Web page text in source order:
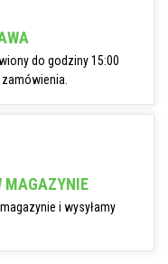
do godziny 15:00
MAGAZYNIE
i wysyłamy